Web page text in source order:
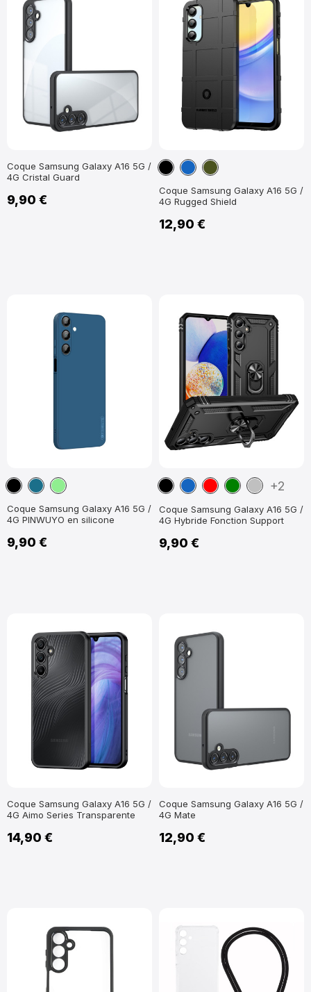
Coque Samsung Galaxy A16 5G /
4G Cristal Guard
9,90 €
NoirBleuVert
Coque Samsung Galaxy A16 5G /
4G Rugged Shield
12,90 €
NoirBleuVert
Coque Samsung Galaxy A16 5G /
4G PINWUYO en silicone
9,90 €
NoirBleuRouge
VertArgent
+2
Coque Samsung Galaxy A16 5G /
4G Hybride Fonction Support
9,90 €
Coque Samsung Galaxy A16 5G /
4G Aimo Series Transparente
14,90 €
Coque Samsung Galaxy A16 5G /
4G Mate
12,90 €